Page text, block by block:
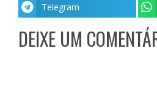
Telegram
DEIXE UM